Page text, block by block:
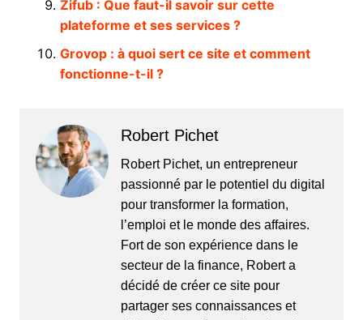
Zifub : Que faut-il savoir sur cette
plateforme et ses services ?
Grovop : à quoi sert ce site et comment
fonctionne-t-il ?
Robert Pichet
Robert Pichet, un entrepreneur
passionné par le potentiel du digital
pour transformer la formation,
l’emploi et le monde des affaires.
Fort de son expérience dans le
secteur de la finance, Robert a
décidé de créer ce site pour
partager ses connaissances et